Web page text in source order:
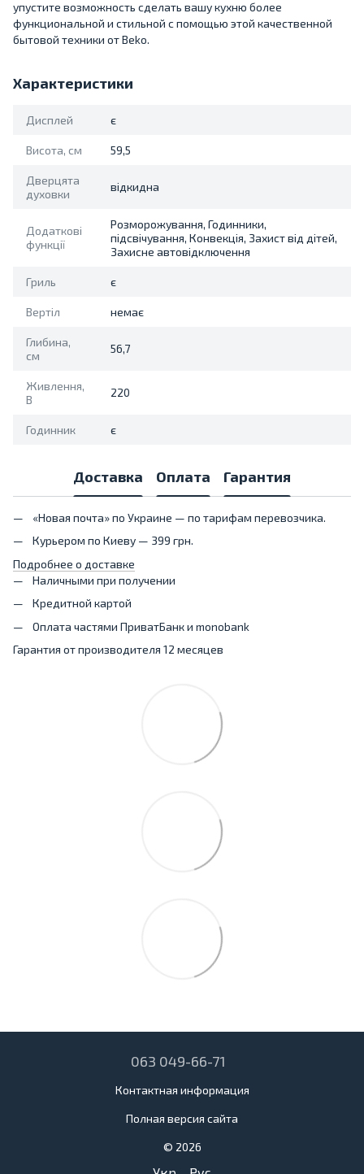
упустите возможность сделать вашу кухню более
функциональной и стильной с помощью этой качественной
бытовой техники от Beko.
Характеристики
Дисплей є
Висота, см 59,5
Дверцята
духовки
відкидна
Додаткові
функції
Розморожування, Годинники,
підсвічування, Конвекція, Захист від дітей,
Захисне автовідключення
Гриль є
Вертіл немає
Глибина,
см
56,7
Живлення,
В
220
Годинник є
Доставка Оплата Гарантия
«Новая почта» по Украине — по тарифам перевозчика.
Курьером по Киеву — 399 грн.
Подробнее о доставке
Наличными при получении
Кредитной картой
Оплата частями ПриватБанк и monobank
Гарантия от производителя 12 месяцев
063 049-66-71
Контактная информация
Полная версия сайта
© 2026